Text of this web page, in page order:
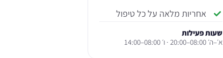
אחריות מלאה על כל טיפול
שעות פעילות
א׳–ה׳ 08:00–20:00 · ו׳ 08:00–14:00